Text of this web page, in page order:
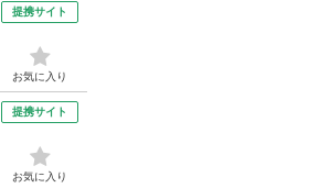
提携サイト
お気に入り
提携サイト
お気に入り